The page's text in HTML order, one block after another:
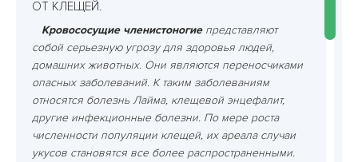
ОТ КЛЕЩЕЙ.
Кровососущие членистоногиепредставляют
собой серьезную угрозу для здоровья людей,
домашних животных. Они являются переносчиками
опасных заболеваний. К таким заболеваниям
относятся болезнь Лайма, клещевой энцефалит,
другие инфекционные болезни. По мере роста
численности популяции клещей, их ареала случаи
укусов становятся все более распространенными.